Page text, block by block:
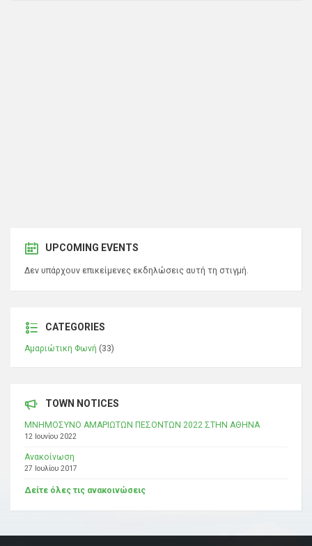
UPCOMING EVENTS
Δεν υπάρχουν επικείμενες εκδηλώσεις αυτή τη στιγμή.
CATEGORIES
Αμαριώτικη Φωνή (33)
TOWN NOTICES
ΜΝΗΜΟΣΥΝΟ ΑΜΑΡΙΩΤΩΝ ΠΕΣΟΝΤΩΝ 2022 ΣΤΗΝ ΑΘΗΝΑ
12 Ιουνίου 2022
Ανακοίνωση
27 Ιουλίου 2017
Δείτε όλες τις ανακοινώσεις